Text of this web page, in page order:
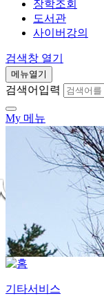
장학조회
도서관
사이버강의
검색창 열기
메뉴열기
검색어입력
My 메뉴
기타서비스